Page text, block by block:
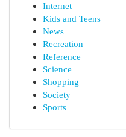
Internet
Kids and Teens
News
Recreation
Reference
Science
Shopping
Society
Sports